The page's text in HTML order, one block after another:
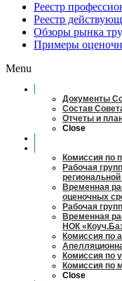
Реестр
Реестр
Обзоры рынка
Примеры
Menu
Документы
Состав
Отчеты и
Close
Комиссия по
Рабочая
Временная
оценочных
Рабочая
Временная
НОК
Комиссия по
Комиссия по
Комиссия по
Close